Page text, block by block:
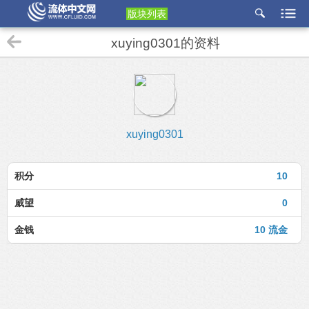
版块列表
etu
xuying0301的资料
xuying0301
10
积分
0
威望
10 流金
金钱